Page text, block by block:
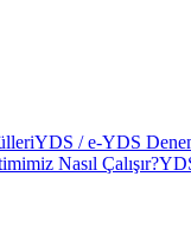
YDS / e-YDS
Nasıl Çalışır?